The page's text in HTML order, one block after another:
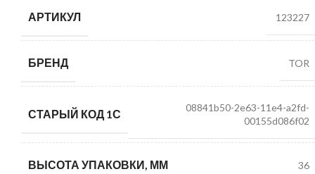
АРТИКУЛ 123227
БРЕНД TOR
СТАРЫЙ КОД 1С
08841b50-2e63-11e4-a2fd-
00155d086f02
ВЫСОТА УПАКОВКИ, ММ 36